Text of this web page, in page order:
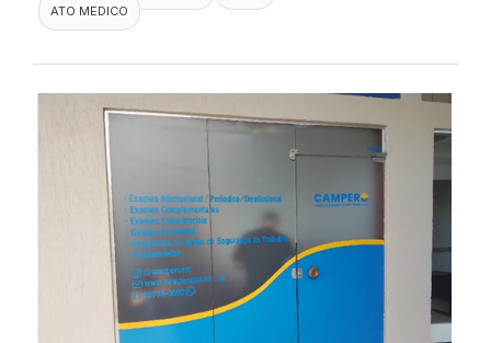
ATO MEDICO